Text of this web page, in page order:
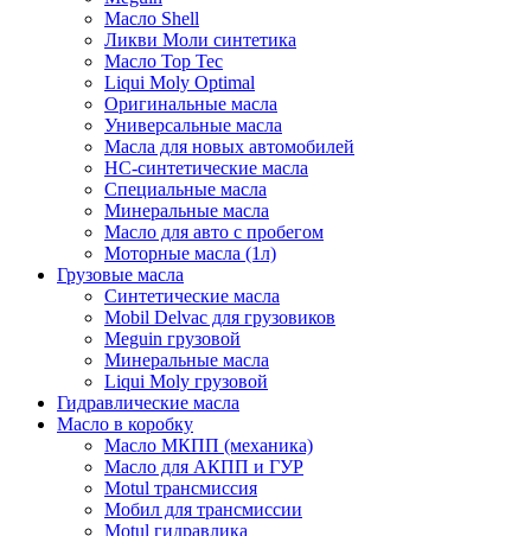
Масло Shell
Ликви Моли синтетика
Масло Top Tec
Liqui Moly Optimal
Оригинальные масла
Универсальные масла
Масла для новых автомобилей
HC-синтетические масла
Специальные масла
Минеральные масла
Масло для авто с пробегом
Моторные масла (1л)
Грузовые масла
Синтетические масла
Mobil Delvac для грузовиков
Meguin грузовой
Минеральные масла
Liqui Moly грузовой
Гидравлические масла
Масло в коробку
Масло МКПП (механика)
Масло для АКПП и ГУР
Motul трансмиссия
Мобил для трансмиссии
Motul гидравлика